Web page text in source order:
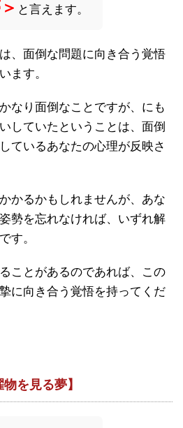
と言えます。
、面倒な問題に向き合う覚悟
ます。
なり面倒なことですが、にも
していたということは、面倒
ているあなたの心理が反映さ
かるかもしれませんが、あな
勢を忘れなければ、いずれ解
す。
ことがあるのであれば、この
に向き合う覚悟を持ってくだ
を見る夢】